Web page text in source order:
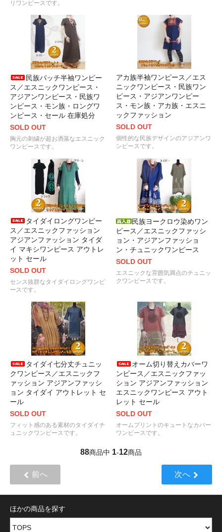
リワンピースです。
民族パッチ半袖ワンピー
ス／エスニックワンピース・
アジアンワンピース・民族ワ
ンピース・モン族・ロングワ
ンピース・セール 在庫処分
SOLD OUT
胸元の刺繍が超お洒落なエスニック
ワンピースです。
アカ族半袖ワンピース／エス
ニックワンピース・民族ワン
ピース・アジアンワンピー
ス・モン族・アカ族・エスニ
ックファッション
SOLD OUT
個性的な民族デザインのアジアンワ
ンピースです。
タイダイロングワンピー
ス／エスニックファッション
アジアンファッション タイダ
イ マキシワンピース アウトレ
ット セール
SOLD OUT
センス抜群なタイダイロングワンピ
ースです。
民族ヨークロウ染めワン
ピース／エスニックファッシ
ョン・アジアンファッショ
ン・チュニックワンピース
SOLD OUT
エスニックな雰囲気満点のチュニッ
クワンピースです。
タイダイ七分丈チュニッ
クワンピース／エスニックフ
ァッション アジアンファッシ
ョン タイダイ アウトレット セ
ール
SOLD OUT
フィット感のある素材のタイダイチ
ュニックワンピースです。
オーム切り替えカバーワ
ンピース／エスニックファッ
ション アジアンファッション
エスニックワンピース アウト
レット セール
SOLD OUT
オームプリントのキュートなカバー
ワンピースです。
88商品中 1-12商品
前へ 次へ
ほかの商品を探す